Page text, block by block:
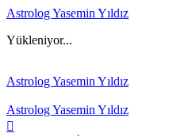
Astrolog Yasemin Yıldız
Yükleniyor...
Astrolog Yasemin Yıldız
Astrolog Yasemin Yıldız